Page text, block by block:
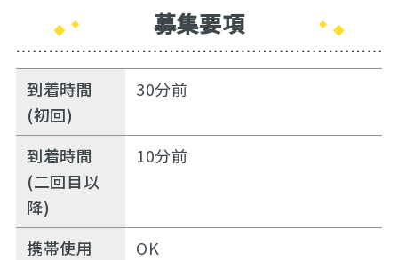
募集要項
到着時間
(初回)
30分前
到着時間
(二回目以
降)
10分前
携帯使用
OK